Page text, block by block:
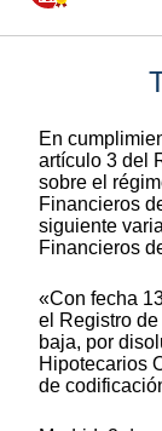
En
artículo 3 del
sobre el
Financieros
siguiente
Financieros
«Con fecha
el Registro
baja, por
Hipotecarios
de